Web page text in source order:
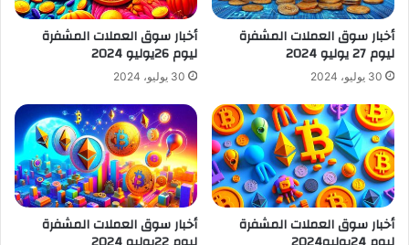
أخبار سوق العملات المشفرة
ليوم 27 يوليو 2024
30 يوليو، 2024
أخبار سوق العملات المشفرة
ليوم 26يوليو 2024
30 يوليو، 2024
أخبار سوق العملات المشفرة أخبار سوق العملات المشفرة